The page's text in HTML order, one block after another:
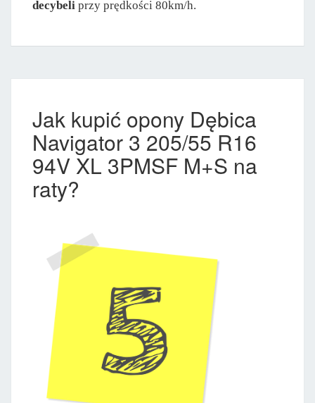
decybeli przy prędkości 80km/h.
Jak kupić opony Dębica
Navigator 3 205/55 R16
94V XL 3PMSF M+S na
raty?